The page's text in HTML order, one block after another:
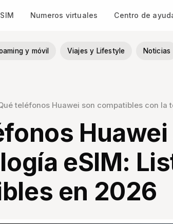
Numeros virtuales Centro de
y móvil Viajes y Lifestyle Noticias
teléfonos Huawei son compatibles con
eSIM:
en 2026